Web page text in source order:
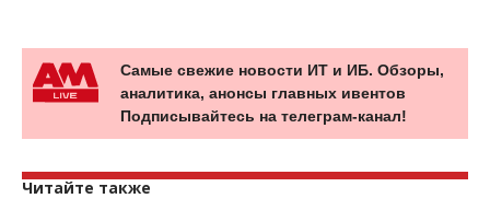
Самые свежие новости ИТ и ИБ. Обзоры,
аналитика, анонсы главных ивентов
Подписывайтесь на телеграм-канал!
Читайте также